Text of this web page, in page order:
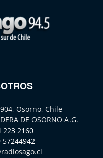
Osorno, Chile
DE OSORNO A.G.
223 2160
57244942